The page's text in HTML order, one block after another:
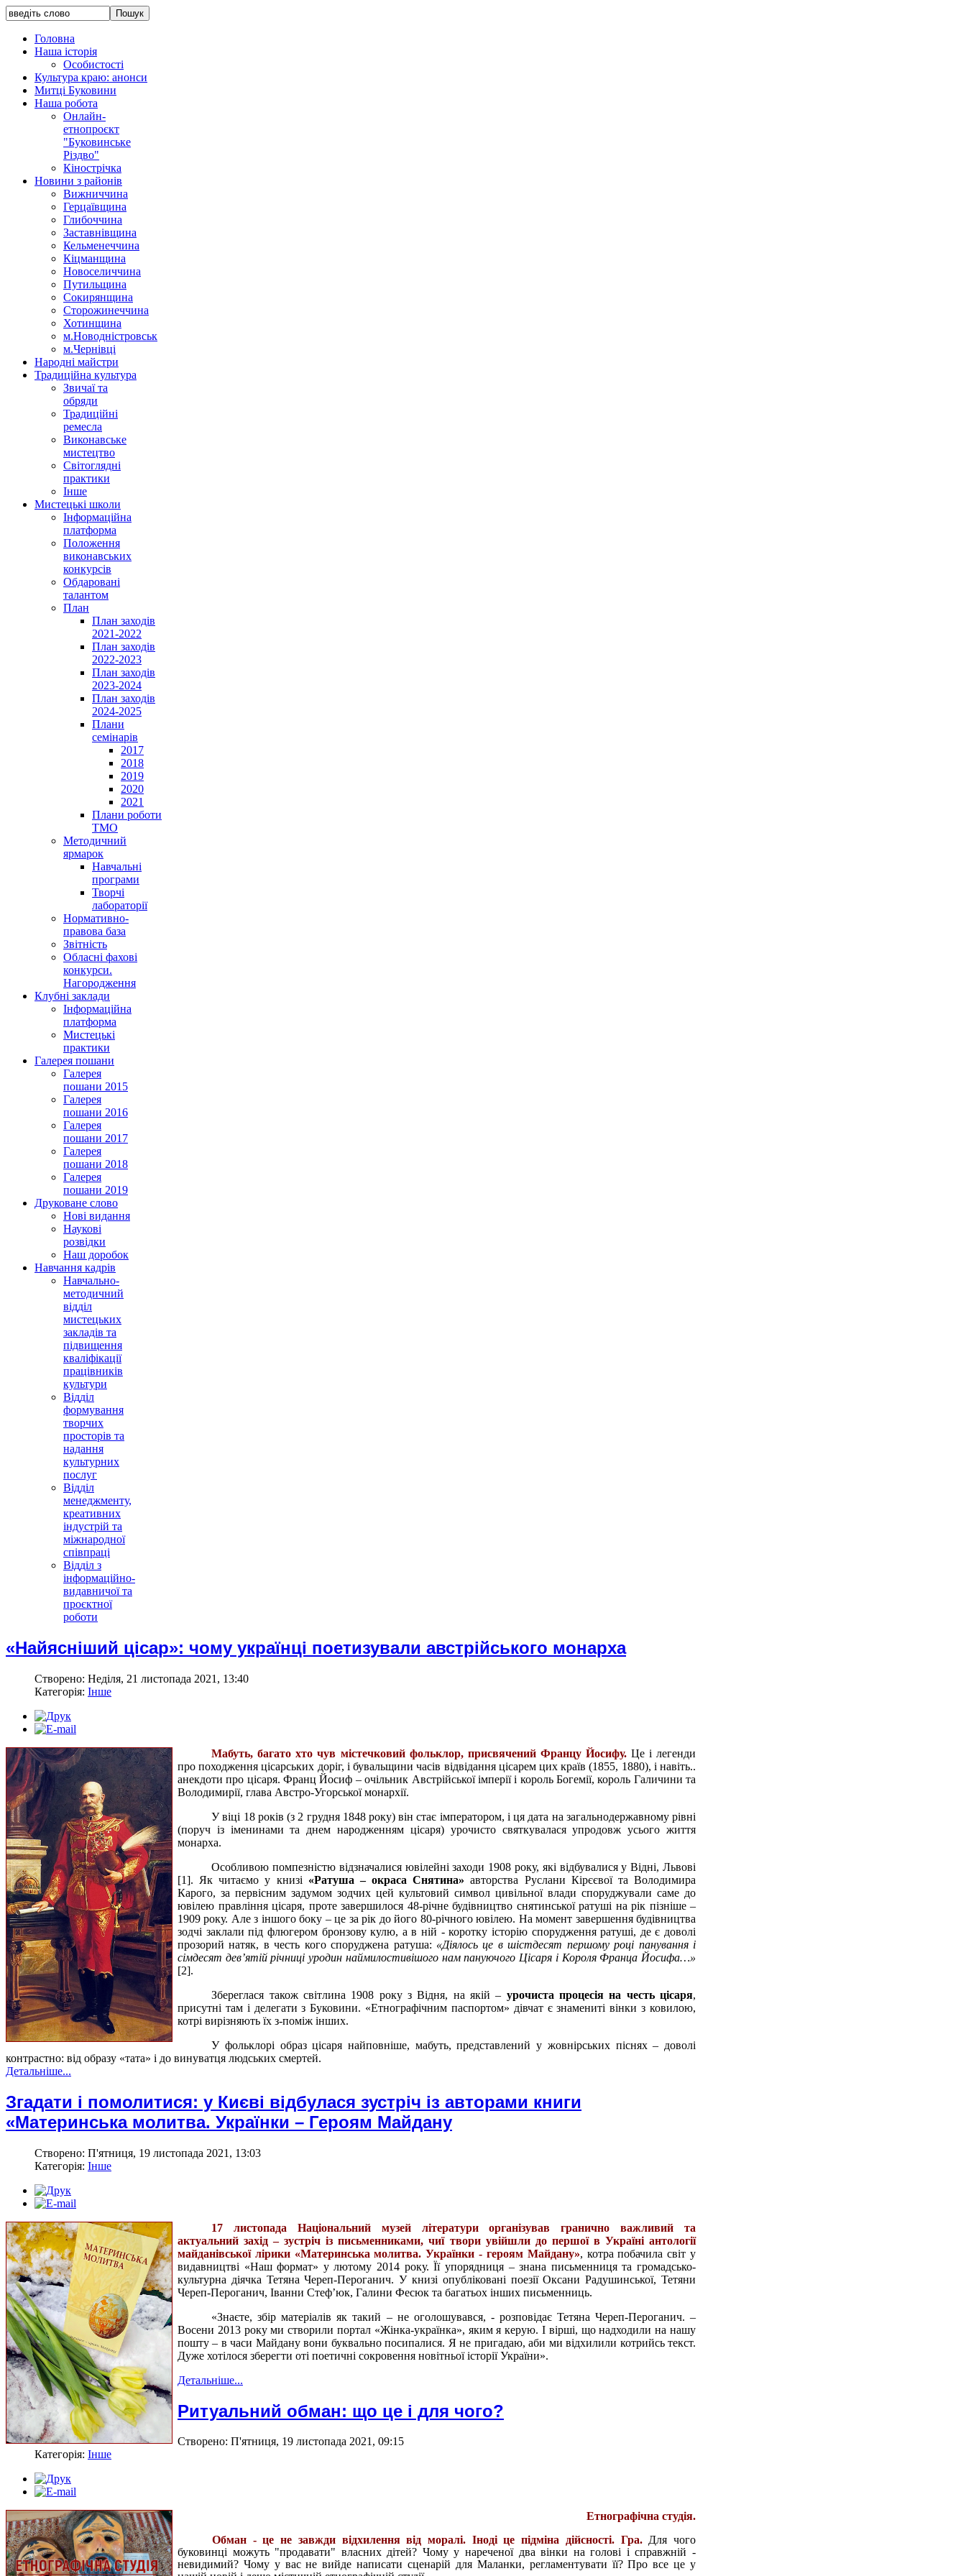
Головна
Наша історія
Особистості
Культура краю: анонси
Митці Буковини
Наша робота
Онлайн-
етнопроєкт
"Буковинське
Різдво"
Кінострічка
Новини з районів
Вижниччина
Герцаївщина
Глибоччина
Заставнівщина
Кельменеччина
Кіцманщина
Новоселиччина
Путильщина
Сокирянщина
Сторожинеччина
Хотинщина
м.Новодністровськ
м.Чернівці
Народні майстри
Традиційна культура
Звичаї та
обряди
Традиційні
ремесла
Виконавське
мистецтво
Світоглядні
практики
Інше
Мистецькі школи
Інформаційна
платформа
Положення
виконавських
конкурсів
Обдаровані
талантом
План
План заходів
2021-2022
План заходів
2022-2023
План заходів
2023-2024
План заходів
2024-2025
Плани
семінарів
2017
2018
2019
2020
2021
Плани роботи
ТМО
Методичний
ярмарок
Навчальні
програми
Творчі
лабораторії
Нормативно-
правова база
Звітність
Обласні фахові
конкурси.
Нагородження
Клубні заклади
Інформаційна
платформа
Мистецькі
практики
Галерея пошани
Галерея
пошани 2015
Галерея
пошани 2016
Галерея
пошани 2017
Галерея
пошани 2018
Галерея
пошани 2019
Друковане слово
Нові видання
Наукові
розвідки
Наш доробок
Навчання кадрів
Навчально-
методичний
відділ
мистецьких
закладів та
підвищення
кваліфікації
працівників
культури
Відділ
формування
творчих
просторів та
надання
культурних
послуг
Відділ
менеджменту,
креативних
індустрій та
міжнародної
співпраці
Відділ з
інформаційно-
видавничої та
проєктної
роботи
«Найясніший цісар»: чому українці поетизували австрійського монарха
Створено: Неділя, 21 листопада 2021, 13:40
Категорія: Інше
Мабуть, багато хто чув містечковий фольклор, присвячений Францу Йосифу.Це і легенди
про походження цісарських доріг, і бувальщини часів відвідання цісарем цих країв (1855, 1880), і навіть..
анекдоти про цісаря. Франц Йосиф – очільник Австрійської імперії і король Богемії, король Галичини та
Володимирії, глава Австро-Угорської монархії.
У віці 18 років (з 2 грудня 1848 року) він стає імператором, і ця дата на загальнодержавному рівні
(поруч із іменинами та днем народженням цісаря) урочисто святкувалася упродовж усього життя
монарха.
Особливою помпезністю відзначалися ювілейні заходи 1908 року, які відбувалися у Відні, Львові
[1]. Як читаємо у книзі «Ратуша – окраса Снятина»авторства Руслани Кірєєвої та Володимира
Карого, за первісним задумом зодчих цей культовий символ цивільної влади споруджували саме до
ювілею правління цісаря, проте завершилося 48-річне будівництво снятинської ратуші на рік пізніше –
1909 року. Але з іншого боку – це за рік до його 80-річного ювілею. На момент завершення будівництва
зодчі заклали під флюгером бронзову кулю, а в ній - коротку історію спорудження ратуші, де є доволі
прозорий натяк, в честь кого споруджена ратуша: «Діялось це в шістдесят першому році панування і
сімдесят дев’ятій річниці уродин наймилостивішого нам пануючого Цісаря і Короля Франца Йосифа…»
[2].
Збереглася також світлина 1908 року з Відня, на якій – урочиста процесія на честь цісаря,
присутні там і делегати з Буковини. «Етнографічним паспортом» дівчат є знамениті вінки з ковилою,
котрі вирізняють їх з-поміж інших.
У фольклорі образ цісаря найповніше, мабуть, представлений у жовнірських піснях – доволі
контрастно: від образу «тата» і до винуватця людських смертей.
Детальніше...
Згадати і помолитися: у Києві відбулася зустріч із авторами книги
«Материнська молитва. Українки – Героям Майдану
Створено: П'ятниця, 19 листопада 2021, 13:03
Категорія: Інше
17 листопада Національний музей літератури організував гранично важливий та
актуальний захід – зустріч із письменниками, чиї твори увійшли до першої в Україні антології
майданівської лірики «Материнська молитва. Українки - героям Майдану», котра побачила світ у
видавництві «Наш формат» у лютому 2014 року. Її упорядниця – знана письменниця та громадсько-
культурна діячка Тетяна Череп-Пероганич. У книзі опубліковані поезії Оксани Радушинської, Тетяни
Череп-Пероганич, Іванни Стеф’юк, Галини Фесюк та багатьох інших письменниць.
«Знаєте, збір матеріалів як такий – не оголошувався, - розповідає Тетяна Череп-Пероганич. –
Восени 2013 року ми створили портал «Жінка-українка», яким я керую. І вірші, що надходили на нашу
пошту – в часи Майдану вони буквально посипалися. Я не пригадаю, аби ми відхилили котрийсь текст.
Дуже хотілося зберегти оті поетичні сокровення новітньої історії України».
Детальніше...
Ритуальний обман: що це і для чого?
Створено: П'ятниця, 19 листопада 2021, 09:15
Категорія: Інше
Етнографічна студія.
Обман - це не завжди відхилення від моралі. Іноді це підміна дійсності. Гра.Для чого
буковинці можуть "продавати" власних дітей? Чому у нареченої два вінки на голові і справжній -
невидимий? Чому у вас не вийде написати сценарій для Маланки, регламентувати її? Про все це у